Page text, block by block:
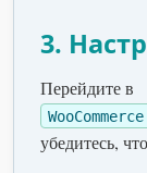
3.
Перейдите в
убедитесь,